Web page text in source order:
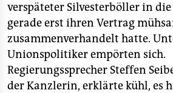
verspäteter Silvesterböller in
gerade erst ihren Vertrag
zusammenverhandelt hatte.
Unionspolitiker empörten sich.
Regierungssprecher Steffen
der Kanzlerin, erklärte kühl, es